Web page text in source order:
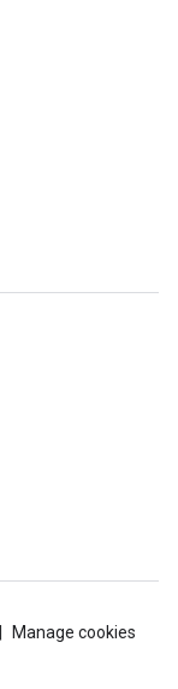
Manage cookies